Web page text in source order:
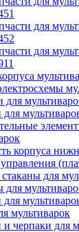
для
для
для
корпуса
для
для
мультиварок
черпаки для